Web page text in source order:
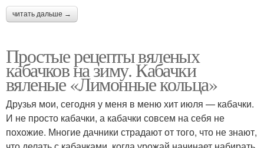
читать дальше →
Простые рецепты вяленых
кабачков на зиму. Кабачки
вяленые «Лимонные кольца»
Друзья мои, сегодня у меня в меню хит июля — кабачки.
И не просто кабачки, а кабачки совсем на себя не
похожие. Многие дачники страдают от того, что не знают,